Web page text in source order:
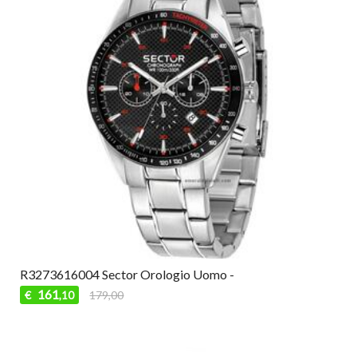
R3273616004 Sector Orologio Uomo -
€ 161,10 179,00